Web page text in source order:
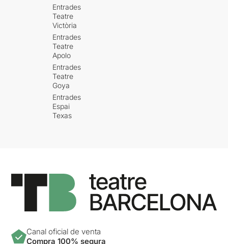
Entrades
Teatre
Victòria
Entrades
Teatre
Apolo
Entrades
Teatre
Goya
Entrades
Espai
Texas
Canal oficial de venta
Compra 100% segura